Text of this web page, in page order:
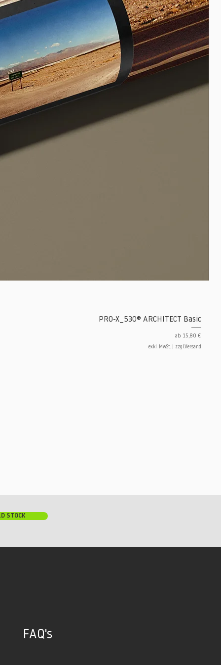
PRO-X_530® ARCHITECT Basic
ab 15,80 €
Sale-Preis
exkl. MwSt. zzgl.Versand
FAQ's
STOCK